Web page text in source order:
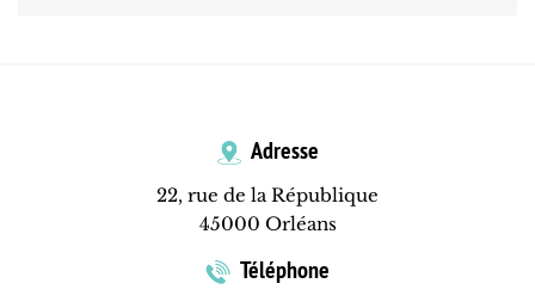
Adresse
22, rue de la République
45000 Orléans
Téléphone